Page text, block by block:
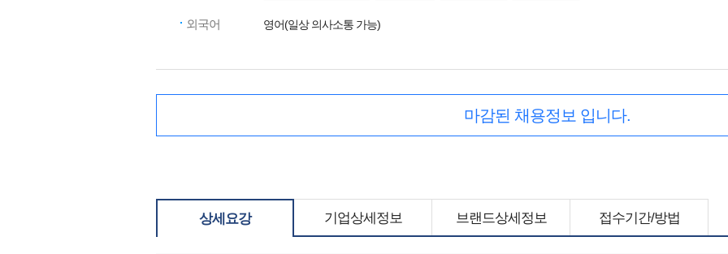
외국어 영어(일상 의사소통 가능)
마감된 채용정보 입니다.
상세요강 기업상세정보 브랜드상세정보 접수기간/방법